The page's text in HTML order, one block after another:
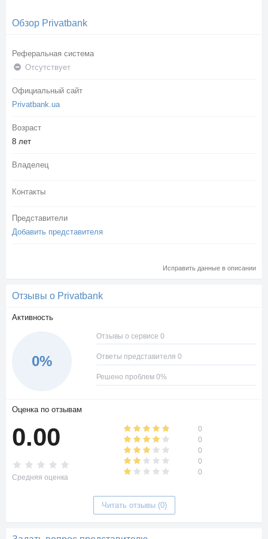
Обзор Privatbank
Реферальная система
Отсутствует
Официальный сайт
Privatbank.ua
Возраст
8 лет
Владелец
Контакты
Представители
Добавить представителя
Исправить данные в описании
Отзывы о Privatbank
Активность
0%
Отзывы о сервисе 0
Ответы представителя 0
Решено проблем 0%
Оценка по отзывам
0.00
Средняя оценка
0
0
0
0
0
Читать отзывы (0)